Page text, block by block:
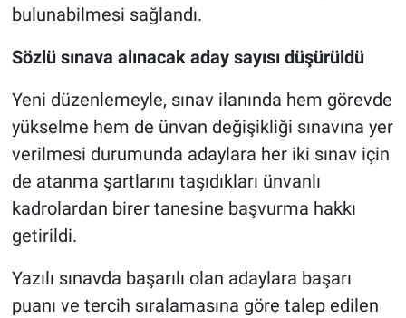
bulunabilmesi sağlandı.
Sözlü sınava alınacak aday sayısı düşürüldü
Yeni düzenlemeyle, sınav ilanında hem görevde
yükselme hem de ünvan değişikliği sınavına yer
verilmesi durumunda adaylara her iki sınav için
de atanma şartlarını taşıdıkları ünvanlı
kadrolardan birer tanesine başvurma hakkı
getirildi.
Yazılı sınavda başarılı olan adaylara başarı
puanı ve tercih sıralamasına göre talep edilen